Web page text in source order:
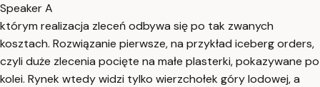
Speaker A
którym realizacja zleceń odbywa się po tak zwanych
kosztach. Rozwiązanie pierwsze, na przykład iceberg orders,
czyli duże zlecenia pocięte na małe plasterki, pokazywane po
kolei. Rynek wtedy widzi tylko wierzchołek góry lodowej, a